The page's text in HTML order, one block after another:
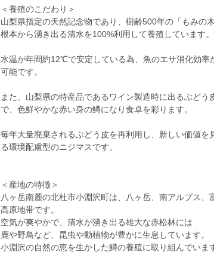
＜養殖のこだわり＞
山梨県指定の天然記念物であり、樹齢500年の「もみの
根本から湧き出る清水を100%利用して養殖しています。
水温が年間約12℃で安定している為、魚のエサ消化効率
可能です。
また、山梨県の特産品であるワイン製造時に出るぶど
で、色鮮やかな赤い身の鱒になり食卓を彩ります。
毎年大量廃棄されるぶどう皮を再利用し、新しい価値
る環境配慮型のニジマスです。
＜産地の特徴＞
八ヶ岳南麓の北杜市小淵沢町は、八ヶ岳、南アルプス
高原地帯です。
空気が爽やかで、清水が湧き出る雄大な赤松林には
鹿や野鳥など、昆虫や動植物が豊かに生息しています。
小淵沢の自然の恵を生かした鱒の養殖に取り組んでいま